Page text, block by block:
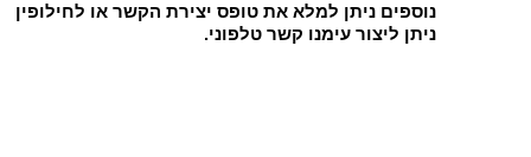
נוספים ניתן למלא את טופס יצירת הקשר או לחילופין
ניתן ליצור עימנו קשר טלפוני.